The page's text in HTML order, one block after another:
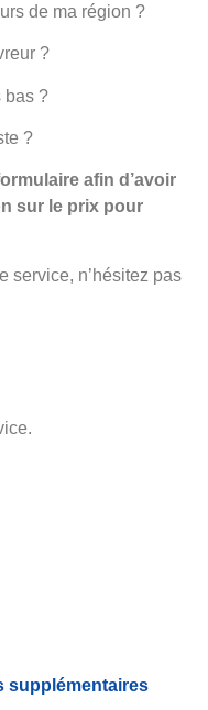
de ma région ?
?
bas ?
?
afin d’avoir
sur le prix pour
service, n’hésitez pas
supplémentaires